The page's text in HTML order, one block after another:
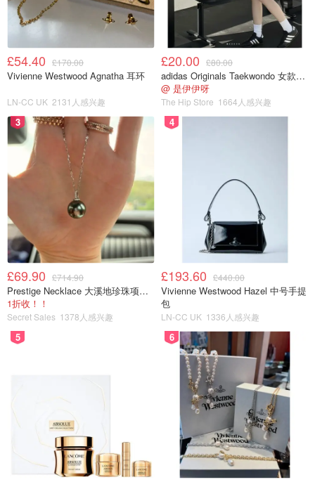
£54.40 £170.00
Vivienne Westwood Agnatha 耳环
LN-CC UK 2131人感兴趣
£20.00 £80.00
adidas Originals Taekwondo 女款黑色运动鞋
@ 是伊伊呀
The Hip Store 1664人感兴趣
3
£69.90 £714.90
Prestige Necklace 大溪地珍珠项链 10-11mm
1折收！！
Secret Sales 1378人感兴趣
4
£193.60 £440.00
Vivienne Westwood Hazel 中号手提
包
LN-CC UK 1336人感兴趣
5 6